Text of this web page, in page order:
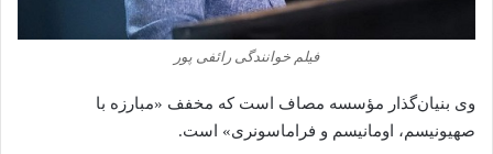
فیلم خوانندگی رائفی پور
وی بنیان‌گذار مؤسسه مصاف است که مخفف «مبارزه با
صهیونیسم، اومانیسم و فراماسونری» است.